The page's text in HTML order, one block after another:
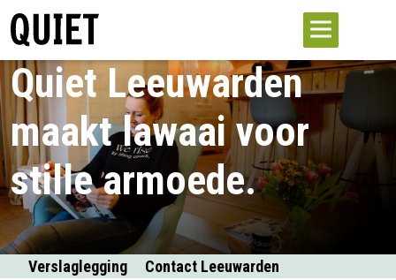
Quiet Leeuwarden
maakt lawaai voor
stille armoede.
Verslaglegging Contact Leeuwarden